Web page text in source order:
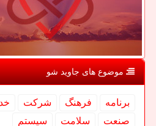
موضوع های جاوید شو
برنامه فرهنگ شركت
صنعت
سلامت سیستم